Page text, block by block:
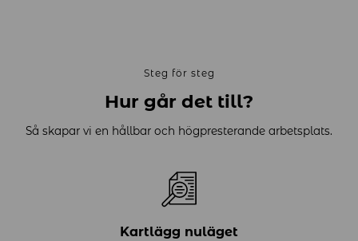
Steg för steg
Hur går det till?
Så skapar vi en hållbar och högpresterande arbetsplats.
Kartlägg nuläget